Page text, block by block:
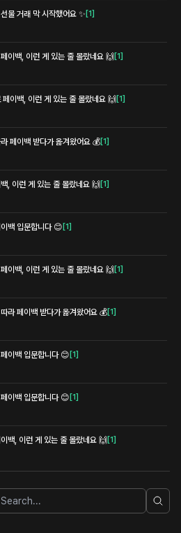
물 거래 막 시작했어요 ✨ [1]
이백, 이런 게 있는 줄 몰랐네요 🙌 [1]
이백, 이런 게 있는 줄 몰랐네요 🙌 [1]
페이백 받다가 옮겨왔어요 💰[1]
, 이런 게 있는 줄 몰랐네요 🙌 [1]
백 입문합니다 😊 [1]
이백, 이런 게 있는 줄 몰랐네요 🙌 [1]
라 페이백 받다가 옮겨왔어요 💰[1]
이백 입문합니다 😊 [1]
이백 입문합니다 😊 [1]
백, 이런 게 있는 줄 몰랐네요 🙌 [1]